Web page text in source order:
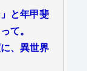
と年甲斐
て。
、異世界